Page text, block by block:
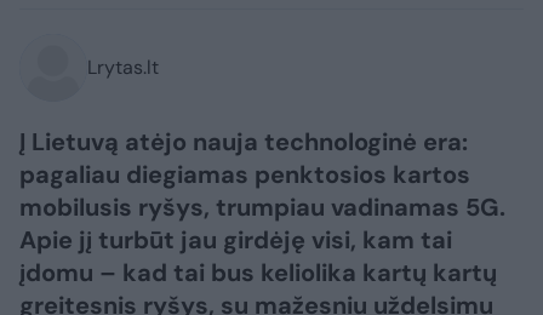
Lrytas.lt
Į Lietuvą atėjo nauja technologinė era:
pagaliau diegiamas penktosios kartos
mobilusis ryšys, trumpiau vadinamas 5G.
Apie jį turbūt jau girdėję visi, kam tai
įdomu – kad tai bus keliolika kartų kartų
greitesnis ryšys, su mažesniu uždelsimu